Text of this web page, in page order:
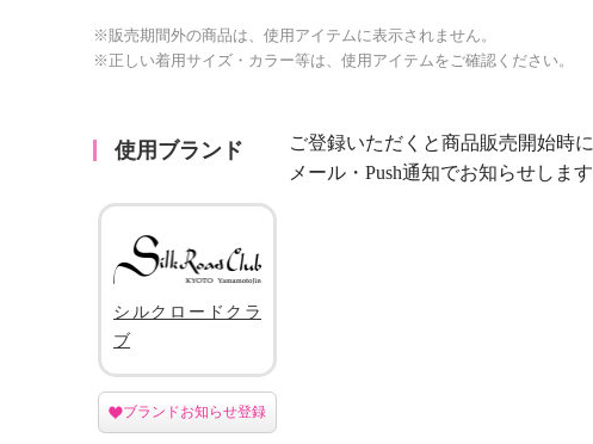
※販売期間外の商品は、使用アイテムに表示されません。
※正しい着用サイズ・カラー等は、使用アイテムをご確認ください。
使用ブランド
ご登録いただくと商品販売開始時に
メール・Push通知でお知らせします
シルクロードクラ
ブ
ブランドお知らせ登録